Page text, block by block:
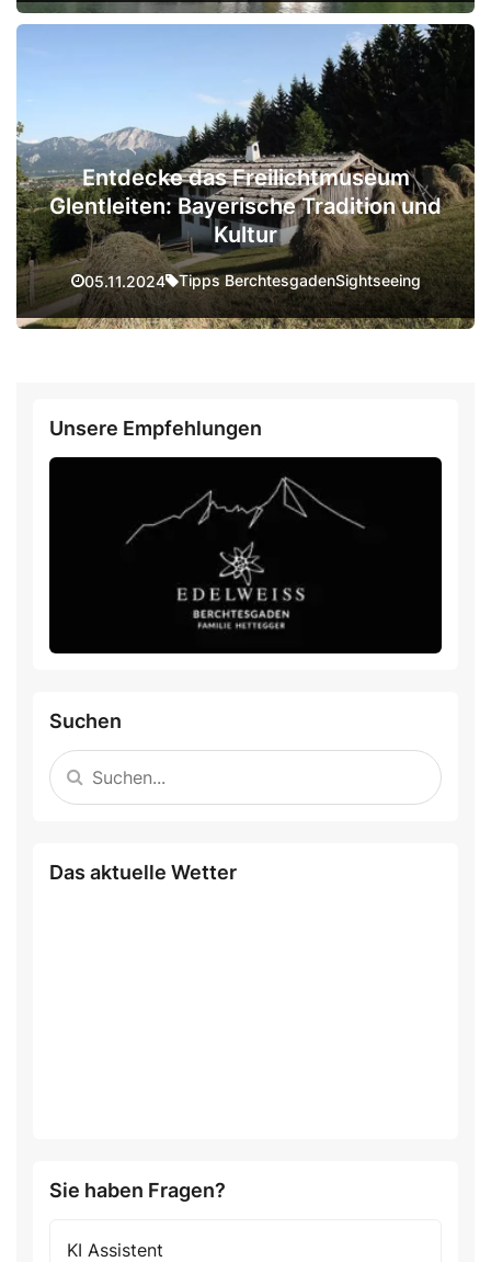
Entdecke das Freilichtmuseum
Glentleiten: Bayerische Tradition und
Kultur
05.11.2024 Tipps BerchtesgadenSightseeing
Unsere Empfehlungen
Suchen
Das aktuelle Wetter
Sie haben Fragen?
KI Assistent